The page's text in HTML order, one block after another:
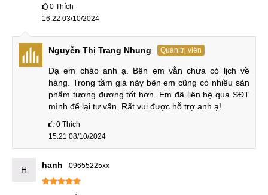
Màn hình
P-OLED,
6.4 inch
(1440 x 3120px)
Always-on display
6.4 inch
(1080 x 2340px)
Always-on display
(7 nm)
0 Thích
16:22 03/10/2024
Nguyễn Thị Trang Nhung Quản trị viên
Dạ em chào anh ạ. Bên em vẫn chưa có lịch về
hàng. Trong tầm giá này bên em cũng có nhiều sản
phẩm tương đương tốt hơn. Em đã liên hệ qua SĐT
mình để lại tư vấn. Rất vui được hỗ trợ anh ạ!
0 Thích
15:21 08/10/2024
H hanh 09655225xx